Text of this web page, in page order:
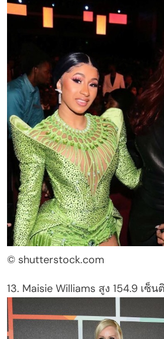
© shutterstock.com
13. Maisie Williams สูง 154.9 เซ็น